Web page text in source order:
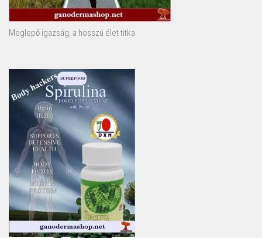
Meglepő igazság, a hosszú élet titka